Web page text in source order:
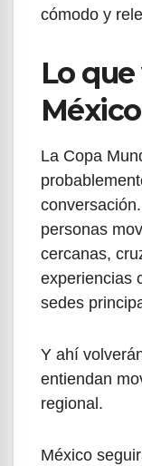
cómodo y
Lo
México
La Copa
personas
cercanas,
experiencias
sedes
Y ahí
entiendan
regional.
México